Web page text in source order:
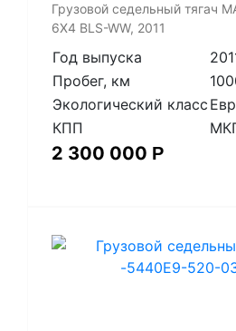
​Грузовой седельный тягач
6X4 BLS-WW, 2011
Год выпуска
Пробег, км
Экологический класс
КПП
2 300 000 Р